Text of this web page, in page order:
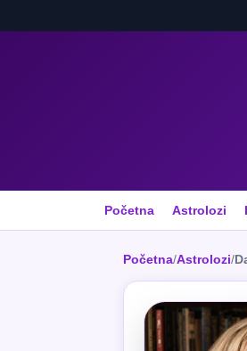
Početna Astrolozi
Početna/Astrolozi/